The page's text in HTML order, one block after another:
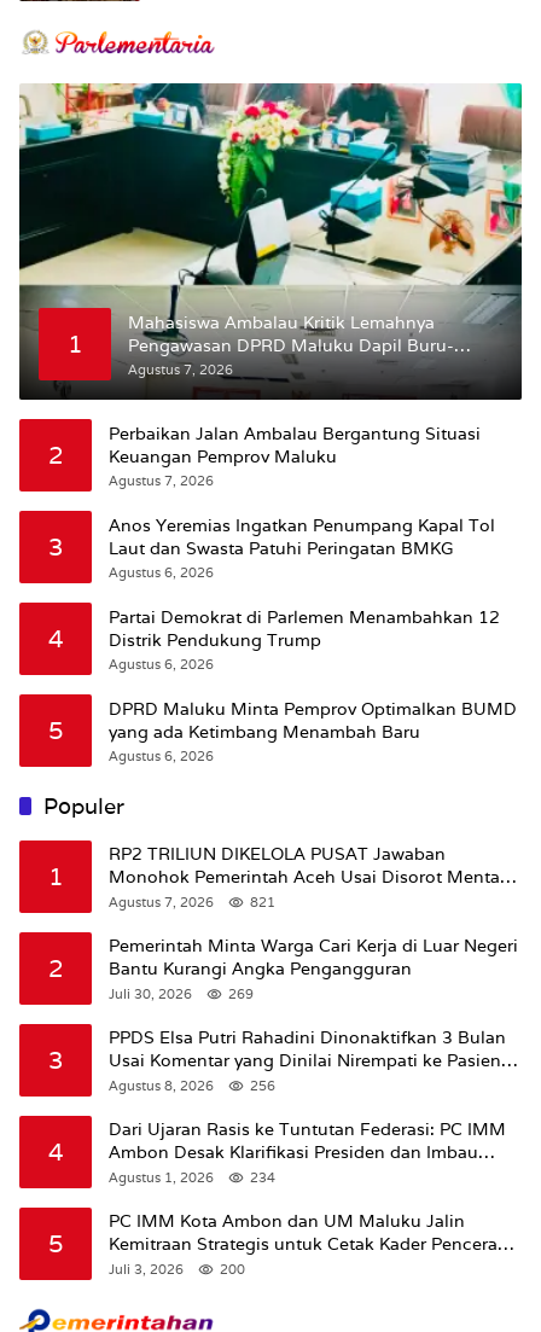
1
Mahasiswa Ambalau Kritik Lemahnya
Pengawasan DPRD Maluku Dapil Buru-
Bursel Terhadap Proses Perubahan Status
Jalan
Agustus 7, 2026
2
Perbaikan Jalan Ambalau Bergantung Situasi
Keuangan Pemprov Maluku
Agustus 7, 2026
3
Anos Yeremias Ingatkan Penumpang Kapal Tol
Laut dan Swasta Patuhi Peringatan BMKG
Agustus 6, 2026
4
Partai Demokrat di Parlemen Menambahkan 12
Distrik Pendukung Trump
Agustus 6, 2026
5
DPRD Maluku Minta Pemprov Optimalkan BUMD
yang ada Ketimbang Menambah Baru
Agustus 6, 2026
Populer
1
RP2 TRILIUN DIKELOLA PUSAT Jawaban
Monohok Pemerintah Aceh Usai Disorot Mentan
Amran Soal Dana Pertanian
Agustus 7, 2026 821
2
Pemerintah Minta Warga Cari Kerja di Luar Negeri
Bantu Kurangi Angka Pengangguran
Juli 30, 2026 269
3
PPDS Elsa Putri Rahadini Dinonaktifkan 3 Bulan
Usai Komentar yang Dinilai Nirempati ke Pasien
BPJS
Agustus 8, 2026 256
4
Dari Ujaran Rasis ke Tuntutan Federasi: PC IMM
Ambon Desak Klarifikasi Presiden dan Imbau
Tunda Pengibaran Bendera Merah Putih Di
Agustus 1, 2026 234
5
PC IMM Kota Ambon dan UM Maluku Jalin
Kemitraan Strategis untuk Cetak Kader Pencerah
Bangsa “Membangun Peradaban dari Kampus”
Juli 3, 2026 200